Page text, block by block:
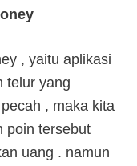
, yaitu aplikasi
telur yang
, maka kita
poin tersebut
uang . namun